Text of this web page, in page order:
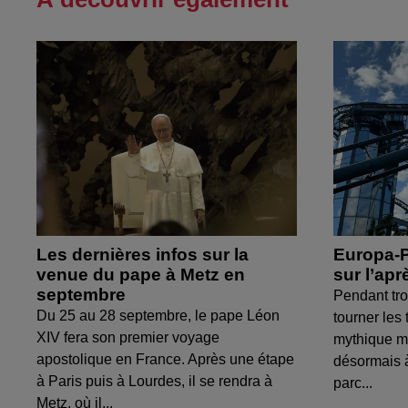
Les dernières infos sur la
venue du pape à Metz en
septembre
Du 25 au 28 septembre, le pape Léon
XIV fera son premier voyage
apostolique en France. Après une étape
à Paris puis à Lourdes, il se rendra à
Metz, où il...
Europa-
sur
Pendant
tourner les
mythique
désormais
parc...